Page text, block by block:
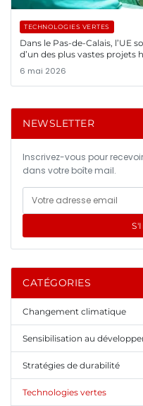
TECHNOLOGIES VERTES
Dans le Pas-de-Calais, l’UE
d’un des plus vastes projets
6 mai 2026
NEWSLETTER
Inscrivez-vous pour
dans votre boîte mail.
CATÉGORIES
Changement climatique
Sensibilisation au
Stratégies de durabilité
Technologies vertes